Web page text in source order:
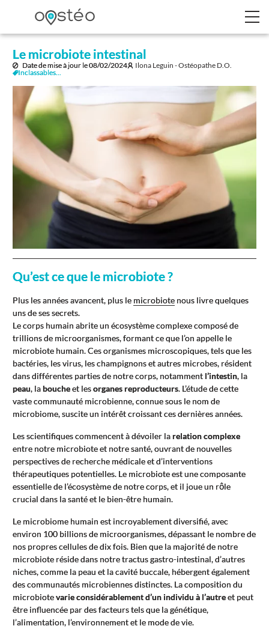
Le microbiote intestinal
Date de mise à jour le08/02/2024
Ilona Leguin - Ostéopathe D.O.
Inclassables...
Qu’est ce que le microbiote ?
Plus les années avancent, plus le microbiote nous livre quelques
uns de ses secrets.
Le corps humain abrite un écosystème complexe composé de
trillions de microorganismes, formant ce que l’on appelle le
microbiote humain. Ces organismes microscopiques, tels que les
bactéries, les virus, les champignons et autres microbes, résident
dans différentes parties de notre corps, notamment l’intestin, la
peau, laboucheet lesorganesreproducteurs. L’étude de cette
vaste communauté microbienne, connue sous le nom de
microbiome, suscite un intérêt croissant ces dernières années.
Les scientifiques commencent à dévoiler larelation complexe
entre notre microbiote et notre santé, ouvrant de nouvelles
perspectives de recherche médicale et d’interventions
thérapeutiques potentielles. Le microbiote est une composante
essentielle de l’écosystème de notre corps, et il joue un rôle
crucial dans la santé et le bien-être humain.
Le microbiome humain est incroyablement diversifié, avec
environ 100 billions de microorganismes, dépassant le nombre de
nos propres cellules de dix fois. Bien que la majorité de notre
microbiote réside dans notre tractus gastro-intestinal, d’autres
niches, comme la peau et la cavité buccale, hébergent également
des communautés microbiennes distinctes. La composition du
microbiotevarie considérablement d’un individu à l’autreet peut
être influencée par des facteurs tels que la génétique,
l’alimentation, l’environnement et le mode de vie.